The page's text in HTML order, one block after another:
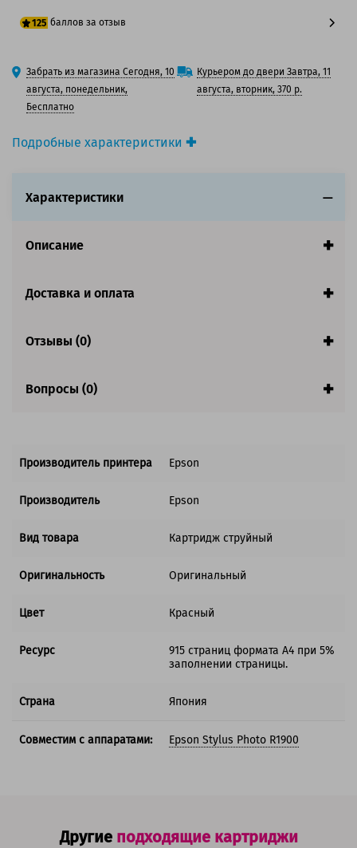
Подробные характеристики
Вид товара:Картридж струйный
Ресурс:915 страниц формата А4 при 5%
Страна:Япония
125 баллов за отзыв
100 баллов
125 баллов
Забрать из магазина Сегодня, 10
августа, понедельник,
Бесплатно
Курьером до двери Завтра, 11
августа, вторник, 370 р.
Характеристики
Описание
Доставка и оплата
Отзывы (0)
Вопросы (0)
Производитель принтера Epson
Производитель Epson
Вид товара Картридж струйный
Оригинальность Оригинальный
Цвет Красный
Ресурс
915 страниц формата А4 при 5%
заполнении страницы.
Страна Япония
Совместим с аппаратами: Epson Stylus Photo R1900
Другие подходящие картриджи